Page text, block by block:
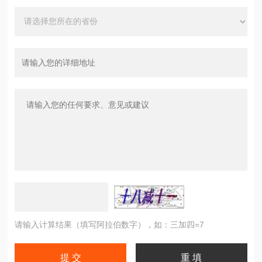
请输入计算结果（填写阿拉伯数字），如：三加四=7